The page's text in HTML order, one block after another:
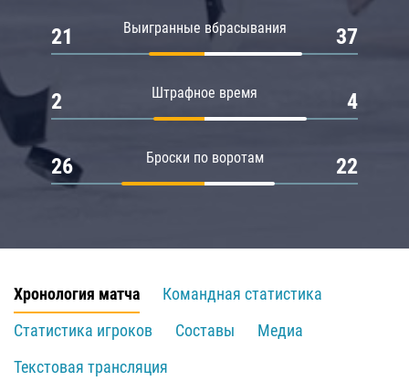
Выигранные вбрасывания
21 37
Штрафное время
2 4
Броски по воротам
26 22
Хронология матча
Командная статистика
Статистика игроков
Составы
Медиа
Текстовая трансляция